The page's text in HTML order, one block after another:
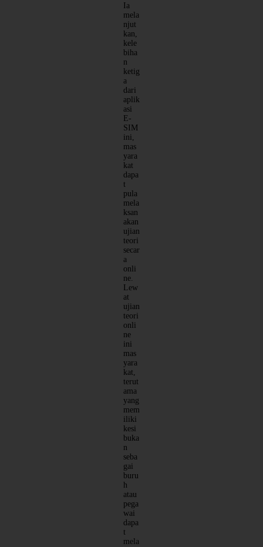
Ia
mela
njut
kan,
kele
biha
n
ketig
a
dari
aplik
asi
E-
SIM
ini,
mas
yara
kat
dapa
t
pula
mela
ksan
akan
ujian
teori
secar
a
onli
ne.
Lew
at
ujian
teori
onli
ne
ini
mas
yara
kat,
terut
ama
yang
mem
iliki
kesi
buka
n
seba
gai
buru
h
atau
pega
wai
dapa
t
mela